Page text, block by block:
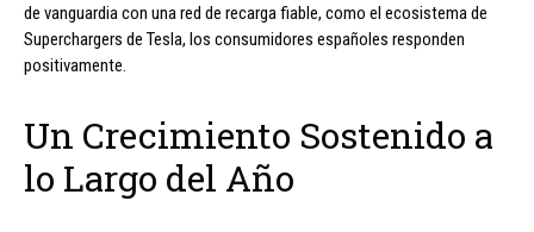
de vanguardia con una red de recarga fiable, como el ecosistema de
Superchargers de Tesla, los consumidores españoles responden
positivamente.
Un Crecimiento Sostenido a
lo Largo del Año